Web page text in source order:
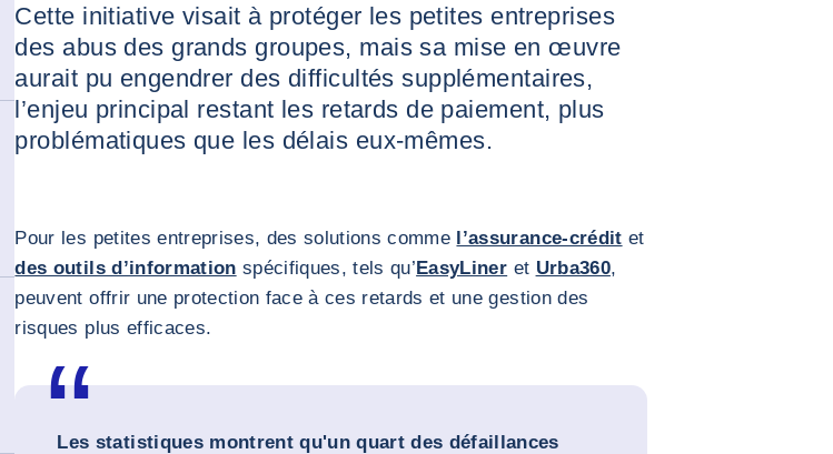
Cette initiative visait à protéger les petites entreprises
des abus des grands groupes, mais sa mise en œuvre
aurait pu engendrer des difficultés supplémentaires,
l’enjeu principal restant les retards de paiement, plus
problématiques que les délais eux-mêmes.
Pour les petites entreprises, des solutions comme l’assurance-crédit et
des outils d’information spécifiques, tels qu’EasyLiner et Urba360,
peuvent offrir une protection face à ces retards et une gestion des
risques plus efficaces.
Les statistiques montrent qu'un quart des défaillances